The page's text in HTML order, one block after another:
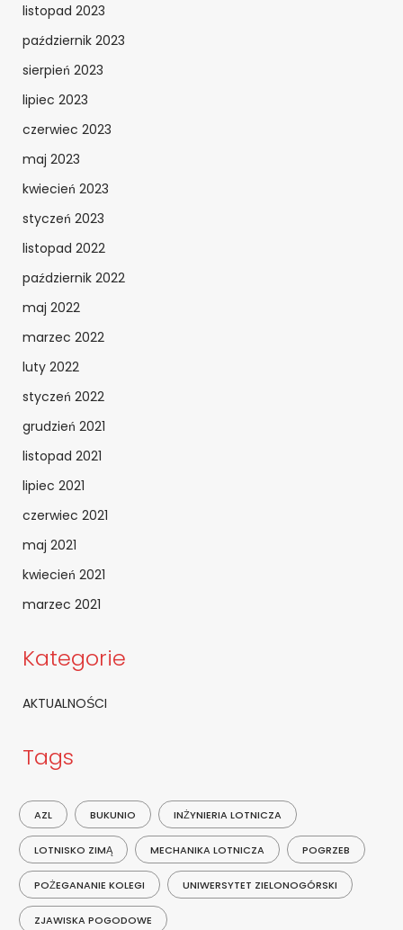
listopad 2023
październik 2023
sierpień 2023
lipiec 2023
czerwiec 2023
maj 2023
kwiecień 2023
styczeń 2023
listopad 2022
październik 2022
maj 2022
marzec 2022
luty 2022
styczeń 2022
grudzień 2021
listopad 2021
lipiec 2021
czerwiec 2021
maj 2021
kwiecień 2021
marzec 2021
Kategorie
AKTUALNOŚCI
Tags
AZL BUKUNIO INŻYNIERIA LOTNICZA
LOTNISKO ZIMĄ MECHANIKA LOTNICZA POGRZEB
POŻEGANANIE KOLEGI UNIWERSYTET ZIELONOGÓRSKI
ZJAWISKA POGODOWE